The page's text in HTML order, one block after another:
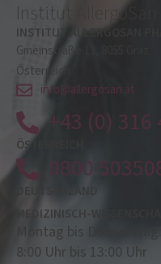
Institut AllergoSan
INSTITUT ALLERGOSAN
Gmeinstraße 13, 8055 Graz
Österreich
info@allergosan.at
+43 (0) 316
ÖSTERREICH
0800
DEUTSCHLAND
MEDIZINISCH-
Montag bis
8:00 Uhr bis 13:00 Uhr